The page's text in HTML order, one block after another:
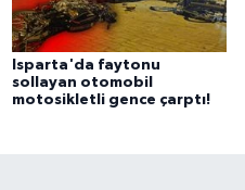
Isparta'da faytonu
sollayan otomobil
motosikletli gence çarptı!